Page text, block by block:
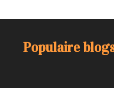
Populaire